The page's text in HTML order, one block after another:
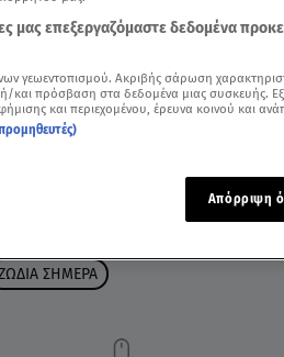
ΣΗΜΕΡΑ
μας επεξεργαζόμαστε δεδομένα
γεωεντοπισμού. Ακριβής σάρωση
και πρόσβαση στα δεδομένα μιας συσκευής.
και περιεχομένου, έρευνα κοινού και
Απόρριψη